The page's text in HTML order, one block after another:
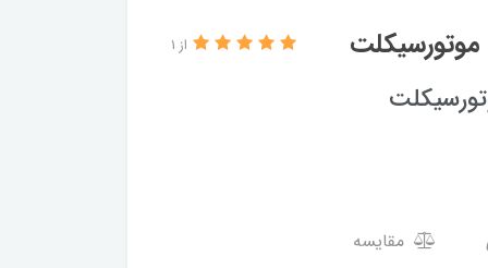
موتورسیکلت از 1
مقایسه